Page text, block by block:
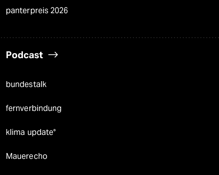
panterpreis 2026
Podcast
bundestalk
fernverbindung
klima update°
Mauerecho